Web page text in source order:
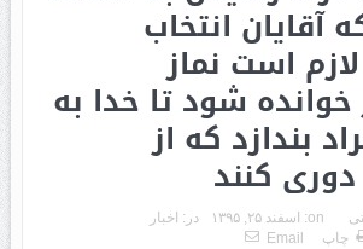
آقایان انتخاب
است نماز
شود تا خدا به
بندازد که از
کنند
on: اسفند ۲۵, ۱۳۹۵ در: اخبار
چاپ Email